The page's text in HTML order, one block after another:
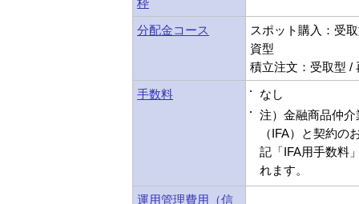
枠
分配金コース
スポット購入：受
資型
積立注文：受取型 /
手数料
なし
注）金融商品仲介
（IFA）と契約の
記「IFA用手数料
れます。
運用管理費用（信